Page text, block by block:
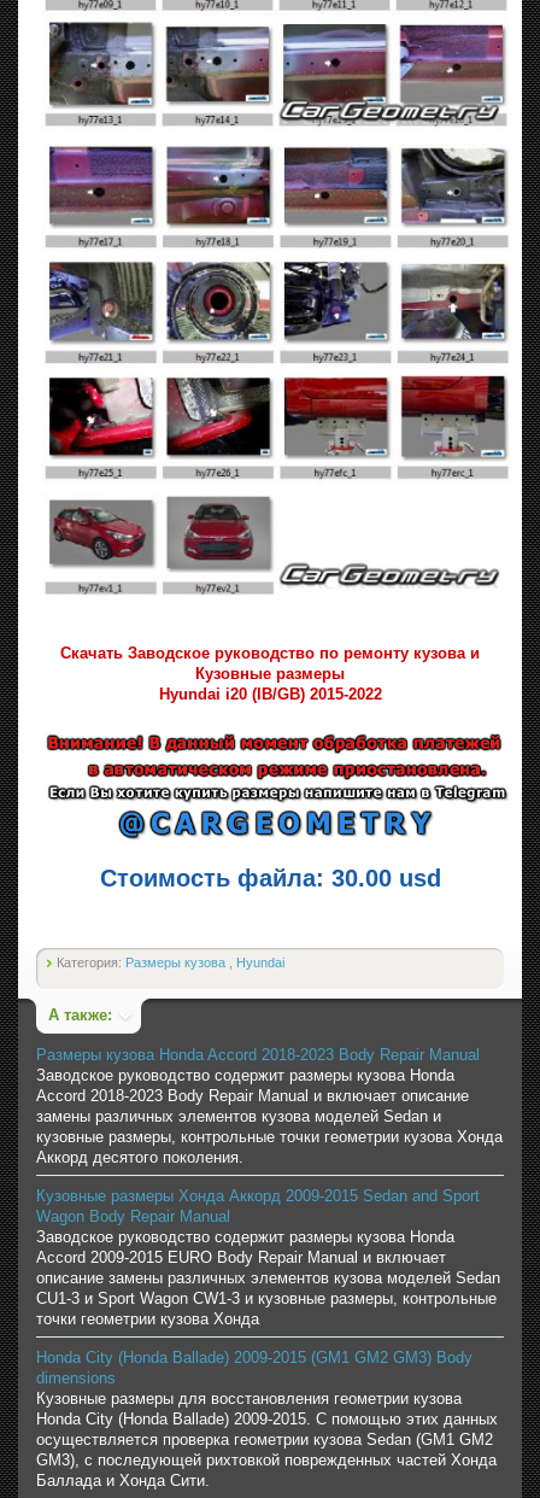
Скачать Заводское руководство по ремонту кузова и
Кузовные размеры
Hyundai i20 (IB/GB) 2015-2022
Стоимость файла: 30.00 usd
Категория: Размеры кузова Hyundai
А также:
Размеры кузова Honda Accord 2018-2023 Body Repair Manual
Заводское руководство содержит размеры кузова Honda
Accord 2018-2023 Body Repair Manual и включает описание
замены различных элементов кузова моделей Sedan и
кузовные размеры, контрольные точки геометрии кузова Хонда
Аккорд десятого поколения.
Кузовные размеры Хонда Аккорд 2009-2015 Sedan and Sport
Wagon Body Repair Manual
Заводское руководство содержит размеры кузова Honda
Accord 2009-2015 EURO Body Repair Manual и включает
описание замены различных элементов кузова моделей Sedan
CU1-3 и Sport Wagon CW1-3 и кузовные размеры, контрольные
точки геометрии кузова Хонда
Honda City (Honda Ballade) 2009-2015 (GM1 GM2 GM3) Body
dimensions
Кузовные размеры для восстановления геометрии кузова
Honda City (Honda Ballade) 2009-2015. С помощью этих данных
осуществляется проверка геометрии кузова Sedan (GM1 GM2
GM3), с последующей рихтовкой поврежденных частей Хонда
Баллада и Хонда Сити.